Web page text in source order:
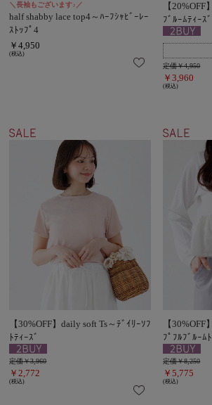
＼長袖もございます♪／
half shabby lace top4～ﾊｰﾌｼｬﾋﾞｰﾚｰ
ｽﾄｯﾌﾟ4
￥4,950
(税込)
【
ﾌﾞﾙｰﾑﾃｨｰｽﾞ
定価￥4,950
￥3,960
(税込)
【30%OFF】daily soft Ts～ﾃﾞｲﾘｰｿﾌ
ﾄﾃｨｰｽﾞ
定価￥3,960
￥2,772
(税込)
【
ﾌﾟﾌﾙﾌﾞﾙｰﾑ
定価￥8,250
￥5,775
(税込)